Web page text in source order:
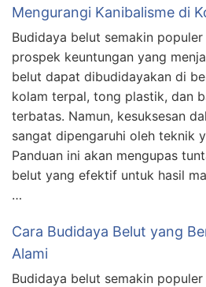
Mengurangi Kanibalisme di
Budidaya belut semakin
prospek keuntungan yang
belut dapat dibudidayakan di
kolam terpal, tong plastik, dan
terbatas. Namun, kesuksesan
sangat dipengaruhi oleh teknik
Panduan ini akan mengupas
belut yang efektif untuk hasil
…
Cara Budidaya Belut yang
Alami
Budidaya belut semakin